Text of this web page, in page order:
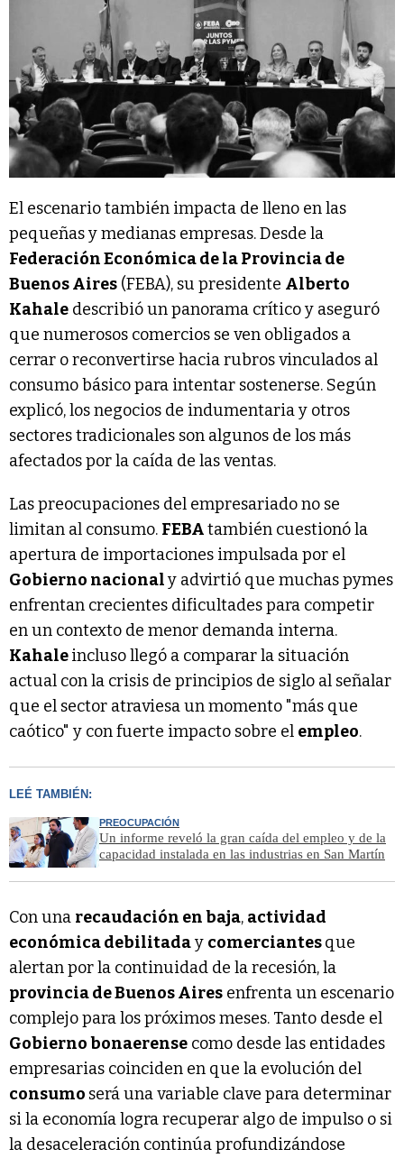
El escenario también impacta de lleno en las
pequeñas y medianas empresas. Desde la
Federación Económica de la Provincia de
Buenos Aires (FEBA), su presidente Alberto
Kahale describió un panorama crítico y aseguró
que numerosos comercios se ven obligados a
cerrar o reconvertirse hacia rubros vinculados al
consumo básico para intentar sostenerse. Según
explicó, los negocios de indumentaria y otros
sectores tradicionales son algunos de los más
afectados por la caída de las ventas.
Las preocupaciones del empresariado no se
limitan al consumo. FEBAtambién cuestionó la
apertura de importaciones impulsada por el
Gobierno nacionaly advirtió que muchas pymes
enfrentan crecientes dificultades para competir
en un contexto de menor demanda interna.
Kahaleincluso llegó a comparar la situación
actual con la crisis de principios de siglo al señalar
que el sector atraviesa un momento "más que
caótico" y con fuerte impacto sobre el empleo.
LEÉ TAMBIÉN:
PREOCUPACIÓN
Un informe reveló la gran caída del empleo y de la
capacidad instalada en las industrias en San Martín
Con una recaudación en baja, actividad
económica debilitaday comerciantesque
alertan por la continuidad de la recesión, la
provincia de Buenos Aires enfrenta un escenario
complejo para los próximos meses. Tanto desde el
Gobierno bonaerense como desde las entidades
empresarias coinciden en que la evolución del
consumo será una variable clave para determinar
si la economía logra recuperar algo de impulso o si
la desaceleración continúa profundizándose